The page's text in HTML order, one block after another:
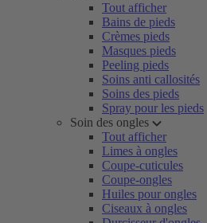
Tout afficher
Bains de pieds
Crèmes pieds
Masques pieds
Peeling pieds
Soins anti callosités
Soins des pieds
Spray pour les pieds
Soin des ongles
Tout afficher
Limes à ongles
Coupe-cuticules
Coupe-ongles
Huiles pour ongles
Ciseaux à ongles